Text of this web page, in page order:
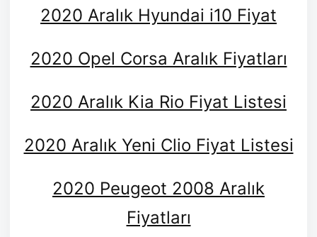
2020 Aralık Hyundai i10 Fiyat
2020 Opel Corsa Aralık Fiyatları
2020 Aralık Kia Rio Fiyat Listesi
2020 Aralık Yeni Clio Fiyat Listesi
2020 Peugeot 2008 Aralık
Fiyatları